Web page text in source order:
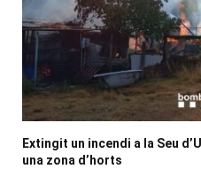
Extingit un incendi a la Seu
una zona d’horts